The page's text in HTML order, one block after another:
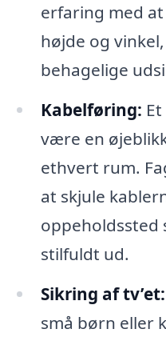
erfaring med
højde og
behagelige
Kabelføring:
være en
ethvert rum.
at skjule
oppeholdssted
stilfuldt ud.
Sikring af tv’et:
små børn eller